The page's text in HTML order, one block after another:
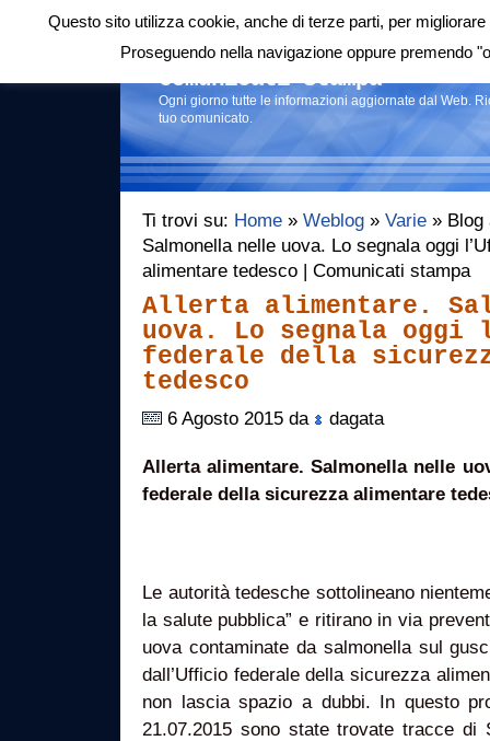
Login|RSS |
Comunicati stampa
Ogni giorno tutte le informazioni aggiornate dal Web.
tuo comunicato.
Ti trovi su: Home » Weblog » Varie » Blog
Salmonella nelle uova. Lo segnala oggi
alimentare tedesco | Comunicati stampa
Allerta alimentare.
uova. Lo segnala
federale della
tedesco
6 Agosto 2015 da dagata
Allerta alimentare. Salmonella nelle
federale della sicurezza alimentare
Le autorità tedesche sottolineano
la salute pubblica” e ritirano in via
uova contaminate da salmonella sul
dall’Ufficio federale della sicurezza
non lascia spazio a dubbi. In questo
21.07.2015 sono state trovate tracce di
Questo sito utilizza cookie, anche di terze parti, per
Proseguendo nella navigazione oppure premendo